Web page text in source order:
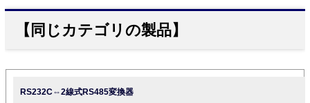
【同じカテゴリの製品】
RS232C⇔2線式RS485変換器